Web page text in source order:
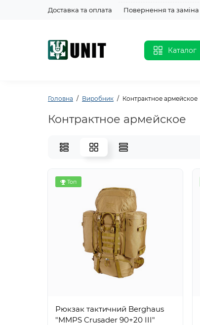
Доставка та оплата Повернення та заміна
Каталог
Головна Виробник Контрактное армейское
Контрактное армейское
Топ
Рюкзак тактичний Berghaus
"MMPS Crusader 90+20 III"